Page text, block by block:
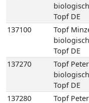
Topf
Topf DE
Topf
Topf DE
Topf
aus
Topf DE